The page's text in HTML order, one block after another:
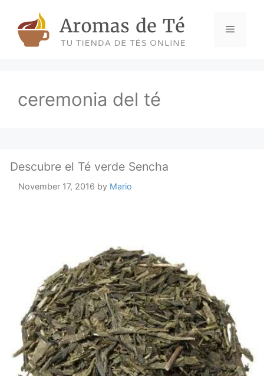
content
Menu
ceremonia del té
Descubre el Té verde Sencha
November 17, 2016 by Mario